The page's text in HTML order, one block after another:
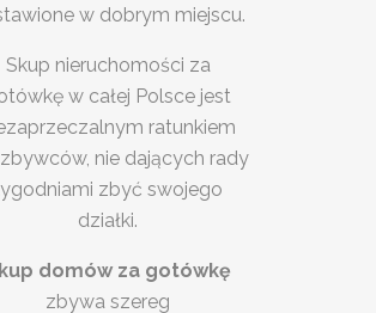
w dobrym miejscu.
Skup nieruchomości za
w całej Polsce jest
ratunkiem
nie dających rady
zbyć swojego
działki.
domów za gotówkę
zbywa szereg